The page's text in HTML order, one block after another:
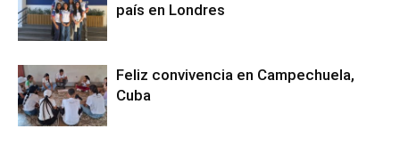
país en Londres
Feliz convivencia en Campechuela,
Cuba